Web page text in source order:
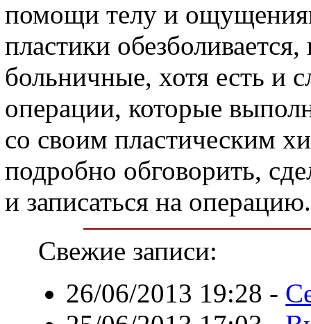
помощи телу и
пластики
больничные, хотя есть и
операции, которые
со своим пластическим
подробно обговорить,
и записаться на операцию.
Свежие записи:
26/06/2013 19:28 -